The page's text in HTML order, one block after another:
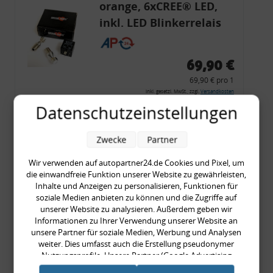
orange, 6xCREE® LED,
inkl. LED Blinkerrelais
CF 14
69,90 €
69,90 € pro 1
inkl. gesetzl. MwSt., zzgl. Versandkosten
Merkzettel
Zum Artikel
Rückleuchtenband mit
Blinker, rot, US-Ecken,
Audi 80 Cabrio, Typ 89,
OE-Nr.: 8G0945225 +
8G0945225C
999,99 €
Datenschutzeinstellungen
Wir verwenden auf autopartner24.de Cookies und Pixel, um
die einwandfreie Funktion unserer Website zu gewährleisten,
Inhalte und Anzeigen zu personalisieren, Funktionen für
soziale Medien anbieten zu können und die Zugriffe auf
unserer Website zu analysieren. Außerdem geben wir
Informationen zu Ihrer Verwendung unserer Website an
unsere Partner für soziale Medien, Werbung und Analysen
weiter. Dies umfasst auch die Erstellung pseudonymer
Nutzungsprofile. Unsere Partner (Google Advertising
Products) führen diese Informationen möglicherweise mit
Zwecke Partner